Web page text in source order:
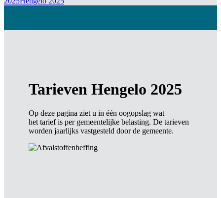
Tarieven Hengelo 2025
Op deze pagina ziet u in één oogopslag wat
het tarief is per gemeentelijke belasting. De tarieven
worden jaarlijks vastgesteld door de gemeente.